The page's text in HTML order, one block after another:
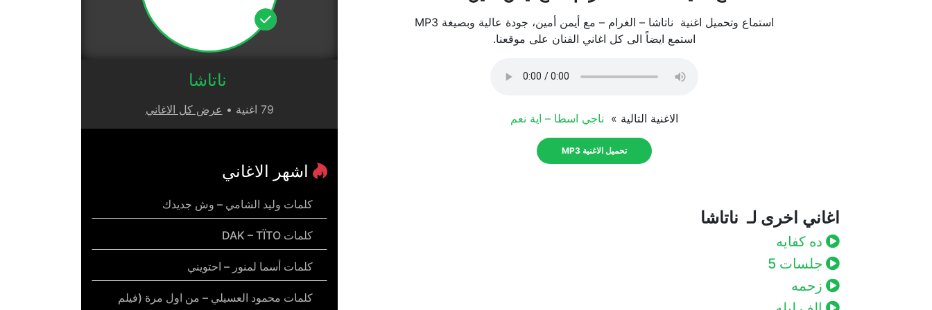
استماع وتحميل اغنية ناتاشا – الغرام – مع أيمن أمين، جودة عالية وبصيغة MP3
استمع ايضاً الى كل اغاني الفنان على موقعنا.
الاغنية التالية » ناجي اسطا – اية نعم
تحميل الاغنية MP3
اغاني اخرى لـ ناتاشا
ده كفايه
جلسات 5
زحمه
ناتاشا
79 اغنية • عرض كل الاغاني
اشهر الاغاني
كلمات وليد الشامي – وش جديدك
كلمات DAK – TÏTO
كلمات أسما لمنور – احتويني
كلمات محمود العسيلي – من اول مرة (فيلم